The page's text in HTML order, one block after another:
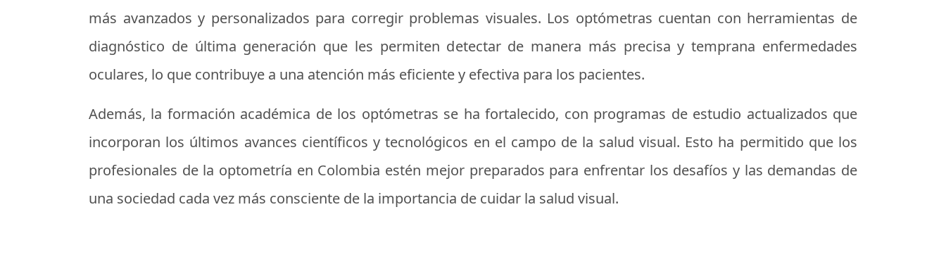
más avanzados y personalizados para corregir problemas visuales. Los optómetras cuentan con herramientas de
diagnóstico de última generación que les permiten detectar de manera más precisa y temprana enfermedades
oculares, lo que contribuye a una atención más eficiente y efectiva para los pacientes.
Además, la formación académica de los optómetras se ha fortalecido, con programas de estudio actualizados que
incorporan los últimos avances científicos y tecnológicos en el campo de la salud visual. Esto ha permitido que los
profesionales de la optometría en Colombia estén mejor preparados para enfrentar los desafíos y las demandas de
una sociedad cada vez más consciente de la importancia de cuidar la salud visual.